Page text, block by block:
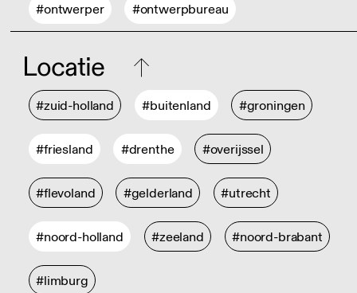
#ontwerper #ontwerpbureau
Locatie
#zuid-holland #buitenland #groningen
#friesland #drenthe #overijssel
#flevoland #gelderland #utrecht
#noord-holland #zeeland #noord-brabant
#limburg